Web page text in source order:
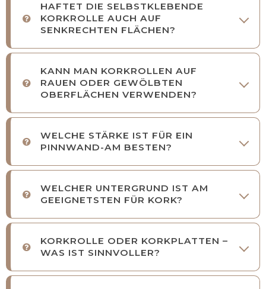
HAFTET DIE SELBSTKLEBENDE
KORKROLLE AUCH AUF
SENKRECHTEN FLÄCHEN?
KANN MAN KORKROLLEN AUF
RAUEN ODER GEWÖLBTEN
OBERFLÄCHEN VERWENDEN?
WELCHE STÄRKE IST FÜR EIN
PINNWAND-AM BESTEN?
WELCHER UNTERGRUND IST AM
GEEIGNETSTEN FÜR KORK?
KORKROLLE ODER KORKPLATTEN –
WAS IST SINNVOLLER?